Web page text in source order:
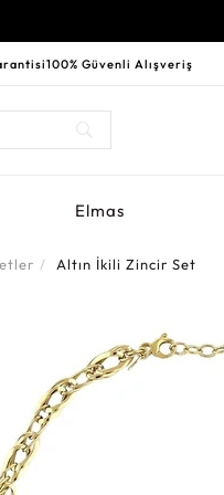
100% Güvenli Alışveriş
Elmas
Altın İkili Zincir Set